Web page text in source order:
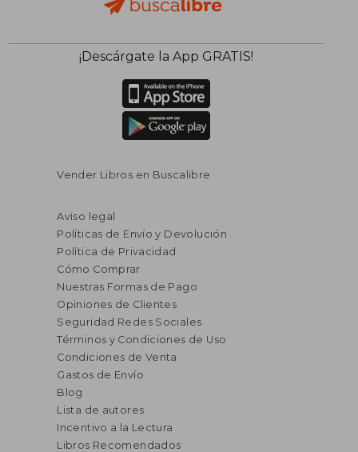
¡Descárgate la App GRATIS!
Vender Libros en Buscalibre
Aviso legal
Políticas de Envío y Devolución
Política de Privacidad
Cómo Comprar
Nuestras Formas de Pago
Opiniones de Clientes
Seguridad Redes Sociales
Términos y Condiciones de Uso
Condiciones de Venta
Gastos de Envío
Blog
Lista de autores
Incentivo a la Lectura
Libros Recomendados